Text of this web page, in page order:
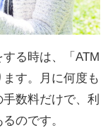
る時は、「ATM
す。月に何度も
数料だけで、利
のです。